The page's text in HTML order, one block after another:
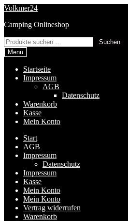
Zur
springen
Zum
springen
Volkmer24
Camping Onlineshop
Suchen
nach:
Suchen
Menü
Startseite
Impressum
AGB
Datenschutz
Warenkorb
Kasse
Mein Konto
Start
AGB
Impressum
Datenschutz
Impressum
Kasse
Mein Konto
Mein Konto
Vertrag widerrufen
Warenkorb